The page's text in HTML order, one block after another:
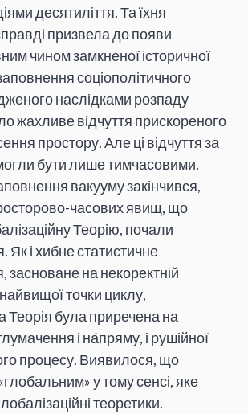
десятиліття. Та їхня
призвела до появи
чином замкненої історичної
соціополітичного
наслідками розпаду
жахливе відчуття прискореного
простору. Але ці відчуття за
бути лише тимчасовими.
вакууму закінчився,
часових явищ, що
Теорію, почали
Як і хибне статистичне
засноване на некоректній
точки циклу,
Теорія була приречена на
і на́пряму, і рушійної
процесу. Виявилося, що
у тому сенсі, яке
теоретики.